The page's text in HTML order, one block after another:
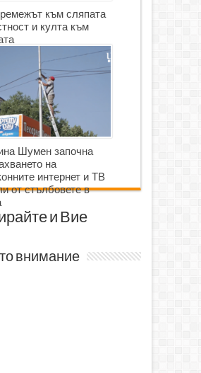
към сляпата
и култа към
Шумен започна
на
интернет и ТВ
от стълбовете в
и Вие
внимание